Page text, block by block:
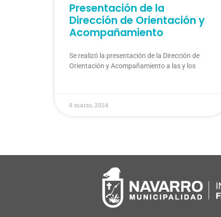
Presentación de la
Dirección de Orientación y
Acompañamiento
Se realizó la presentación de la Dirección de
Orientación y Acompañamiento a las y los
8 marzo, 2024